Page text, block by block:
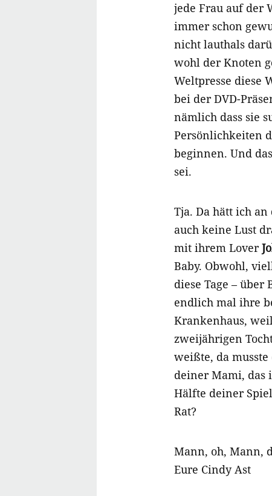
jede Frau auf der
immer schon
nicht lauthals
wohl der Knoten
Weltpresse diese
bei der DVD-
nämlich dass sie
Persönlichkeiten
beginnen. Und
sei.
Tja. Da hätt ich
auch keine Lust
mit ihrem Lover
Baby. Obwohl,
diese Tage –
endlich mal ihre
Krankenhaus,
zweijährigen
weißte, da
deiner Mami, das
Hälfte deiner
Rat?
Mann, oh, Mann,
Eure Cindy Ast